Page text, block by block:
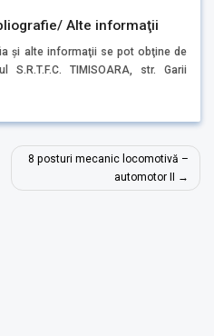
Alte informaţii
şi alte informaţii se pot obţine de
TIMISOARA, str. Garii
8 posturi mecanic locomotivă –
automotor II